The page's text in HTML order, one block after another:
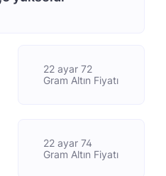
22 ayar 72
Gram Altın Fiyatı
22 ayar 74
Gram Altın Fiyatı